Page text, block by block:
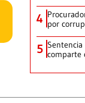
4 por
5 comparte